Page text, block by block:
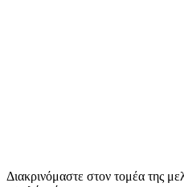
Διακρινόμαστε στον τομέα της